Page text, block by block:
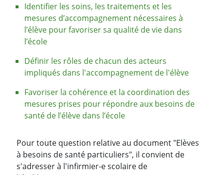
Identifier les soins, les traitements et les
mesures d’accompagnement nécessaires à
l’élève pour favoriser sa qualité de vie dans
l’école
Définir les rôles de chacun des acteurs
impliqués dans l'accompagnement de l'élève
Favoriser la cohérence et la coordination des
mesures prises pour répondre aux besoins de
santé de l’élève dans l’école
Pour toute question relative au document "Elèves
à besoins de santé particuliers", il convient de
s'adresser à l'infirmier-e scolaire de